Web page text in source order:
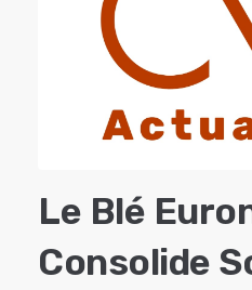
Le Blé
Consolide